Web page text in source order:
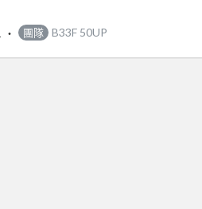
‧ 團隊 B33F 50UP